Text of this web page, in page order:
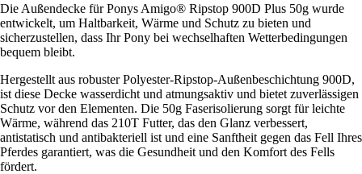
Die Außendecke für Ponys Amigo® Ripstop 900D Plus 50g wurde
entwickelt, um Haltbarkeit, Wärme und Schutz zu bieten und
sicherzustellen, dass Ihr Pony bei wechselhaften Wetterbedingungen
bequem bleibt.
Hergestellt aus robuster Polyester-Ripstop-Außenbeschichtung 900D,
ist diese Decke wasserdicht und atmungsaktiv und bietet zuverlässigen
Schutz vor den Elementen. Die 50g Faserisolierung sorgt für leichte
Wärme, während das 210T Futter, das den Glanz verbessert,
antistatisch und antibakteriell ist und eine Sanftheit gegen das Fell Ihres
Pferdes garantiert, was die Gesundheit und den Komfort des Fells
fördert.